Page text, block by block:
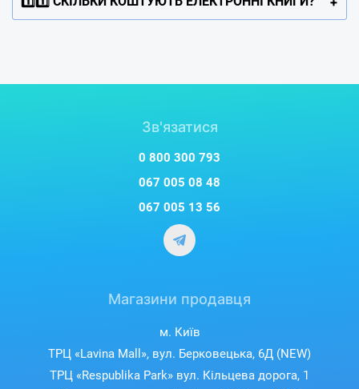
Зв'язатися
0 800 300 793
067 005 08 48
067 005 13 56
Магазини продавця
м. Київ
ТРЦ «Lavina Mall», вул. Берковецька, 6Д (NEW)
ТРЦ «Respublika Park» вул. Кільцева дорога, 1